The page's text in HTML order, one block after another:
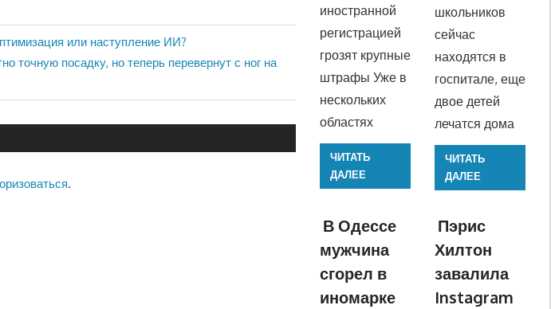
или наступление ИИ?
точную посадку, но теперь перевернут с ног на
.
иностранной
регистрацией
грозят крупные
штрафы Уже в
нескольких
областях
ЧИТАТЬ
ДАЛЕЕ
школьников
сейчас
находятся в
госпитале, еще
двое детей
лечатся дома
ЧИТАТЬ
ДАЛЕЕ
В Одессе
мужчина
сгорел в
иномарке
Пэрис
Хилтон
завалила
Instagram